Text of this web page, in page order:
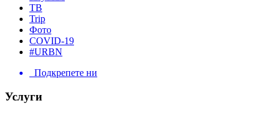
ТВ
Trip
Фото
COVID-19
#URBN
Подкрепете ни
Услуги